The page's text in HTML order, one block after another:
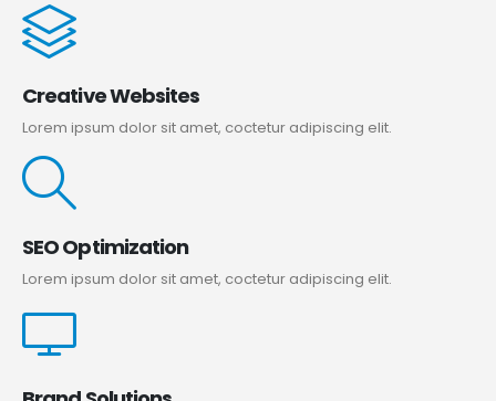
Creative Websites
Lorem ipsum dolor sit amet, coctetur adipiscing elit.
SEO Optimization
Lorem ipsum dolor sit amet, coctetur adipiscing elit.